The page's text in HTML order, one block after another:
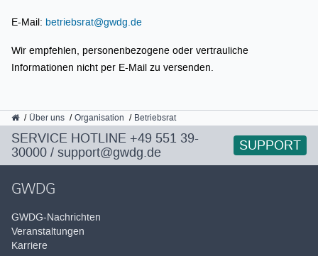
E-Mail: betriebsrat@gwdg.de
Wir empfehlen, personenbezogene oder vertrauliche
Informationen nicht per E-Mail zu versenden.
GWDG
Über uns Organisation Betriebsrat
SERVICE HOTLINE +49 551 39-
30000 / support@gwdg.de SUPPORT
GWDG
GWDG-Nachrichten
Veranstaltungen
Karriere